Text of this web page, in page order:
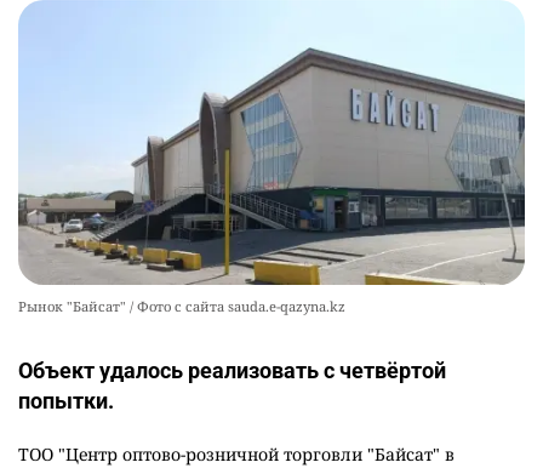
Рынок "Байсат" / Фото с сайта sauda.e-qazyna.kz
Объект удалось реализовать с четвёртой
попытки.
ТОО "Центр оптово-розничной торговли "Байсат" в